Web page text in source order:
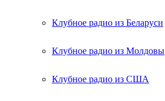
Клубное радио из Беларуси
Клубное радио из Молдовы
Клубное радио из США